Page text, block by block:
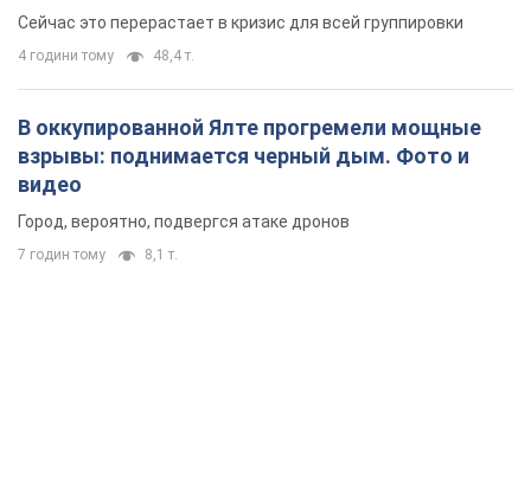
удалось
Сейчас это перерастает в кризис для всей группировки
4 години тому 48,4 т.
В оккупированной Ялте прогремели мощные
взрывы: поднимается черный дым. Фото и
видео
Город, вероятно, подвергся атаке дронов
7 годин тому 8,1 т.